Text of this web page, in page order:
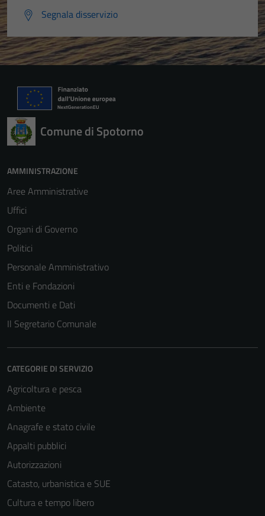
Segnala disservizio
Comune di Spotorno
AMMINISTRAZIONE
Aree Amministrative
Uffici
Organi di Governo
Politici
Personale Amministrativo
Enti e Fondazioni
Documenti e Dati
Il Segretario Comunale
CATEGORIE DI SERVIZIO
Agricoltura e pesca
Ambiente
Anagrafe e stato civile
Appalti pubblici
Autorizzazioni
Catasto, urbanistica e SUE
Cultura e tempo libero
Tecnici